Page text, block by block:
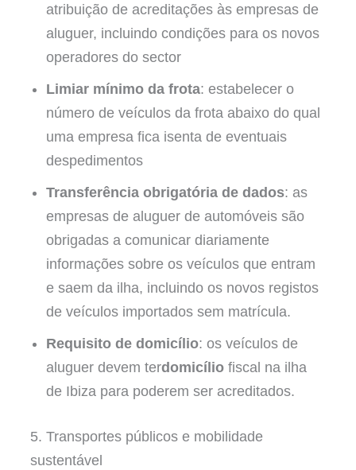
atribuição de acreditações às empresas de
aluguer, incluindo condições para os novos
operadores do sector
Limiar mínimo da frota: estabelecer o
número de veículos da frota abaixo do qual
uma empresa fica isenta de eventuais
despedimentos
Transferência obrigatória de dados: as
empresas de aluguer de automóveis são
obrigadas a comunicar diariamente
informações sobre os veículos que entram
e saem da ilha, incluindo os novos registos
de veículos importados sem matrícula.
Requisito de domicílio: os veículos de
aluguer devem terdomicílio fiscal na ilha
de Ibiza para poderem ser acreditados.
5. Transportes públicos e mobilidade
sustentável